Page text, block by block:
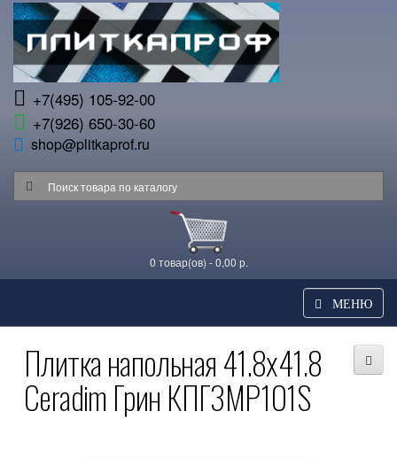
+7(495) 105-92-00
+7(926) 650-30-60
shop@plitkaprof.ru
0 товар(ов) - 0,00 р.
МЕНЮ
Плитка напольная 41.8x41.8
Ceradim Грин КПГ3МР101S